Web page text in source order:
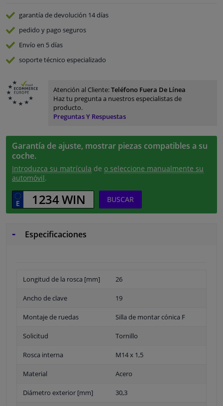
garantía de devolución 14 días
pedido y pago seguros
Envío en 5 días
soporte técnico especializado
Atención al Cliente:Teléfono Fuera De Línea
Haz tu pregunta a nuestros especialistas de
producto.
Preguntas Y Respuestas
Garantía de ajuste, mostrar piezas compatibles a su
coche.
Introduzca su matrícula de o seleccione manualmente su
automóvil.
BUSCAR
Especificaciones
Longitud de la rosca [mm] 26
Ancho de clave 19
Montaje de ruedas Silla de montar cónica F
Solicitud Tornillo
Rosca interna M14 x 1,5
Material Acero
Diámetro exterior [mm] 30,3